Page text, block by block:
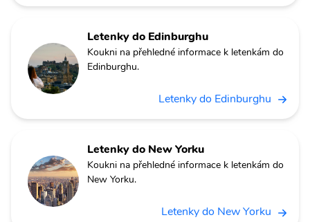
Letenky do Edinburghu
Koukni na přehledné informace k letenkám do
Edinburghu.
Letenky do Edinburghu
Letenky do New Yorku
Koukni na přehledné informace k letenkám do
New Yorku.
Letenky do New Yorku